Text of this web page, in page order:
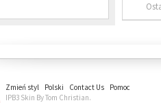
Zmień styl Polski Contact Us
Pomoc
IPB3 Skin By Tom Christian.